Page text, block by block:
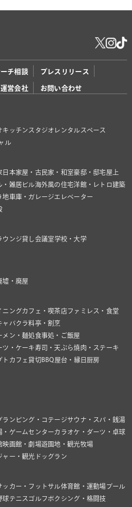
チ相談 プレスリリース
運営会社
お問い合わせ
キッチンスタジオ レンタルスペース
ル
日本家屋・古民家・和室豪邸・邸宅屋上
・雑居ビル海外風の住宅洋館・レトロ建築
地 車庫・ガレージ エレベーター
ウンジ貸し会議室学校・大学
墟・廃屋
ニングカフェ・喫茶店ファミレス・食堂
ャバクラ料亭・割烹
メン・麺処食事処・ご飯屋
ツ・ケーキ寿司・天ぷら焼肉・ステーキ
トカフェ貸切BBQ 屋台・縁日 厨房
ランピング・コテージサウナ・スパ・銭湯
・ゲームセンターカラオケ・ダーツ・卓球
映画館・劇場遊園地・観光牧場
ャー・観光 ドッグラン
ッカー・フットサル体育館・運動場プール
球テニス ゴルフ ボクシング・格闘技